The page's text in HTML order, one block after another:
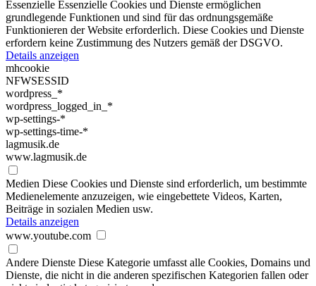
Essenzielle Essenzielle Cookies und Dienste ermöglichen
grundlegende Funktionen und sind für das ordnungsgemäße
Funktionieren der Website erforderlich. Diese Cookies und Dienste
erfordern keine Zustimmung des Nutzers gemäß der DSGVO.
Details anzeigen
mhcookie
NFWSESSID
wordpress_*
wordpress_logged_in_*
wp-settings-*
wp-settings-time-*
lagmusik.de
www.lagmusik.de
Medien Diese Cookies und Dienste sind erforderlich, um bestimmte
Medienelemente anzuzeigen, wie eingebettete Videos, Karten,
Beiträge in sozialen Medien usw.
Details anzeigen
www.youtube.com
Andere Dienste Diese Kategorie umfasst alle Cookies, Domains und
Dienste, die nicht in die anderen spezifischen Kategorien fallen oder